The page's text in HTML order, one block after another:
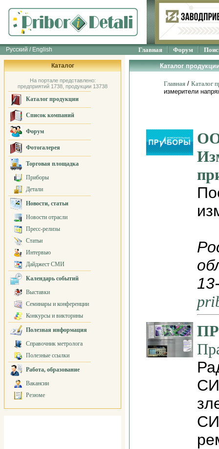
Русский / English Главная Форум
Каталог
На портале представлено:
предприятий 1738, продукции 13738
Каталог продукции
Список компаний
Форум
Фотогалерея
Торговая площадка
Приборы
Детали
Новости, статьи
Новости отрасли
Пресс-релизы
Статьи
Интервью
Дайджест СМИ
Календарь событий
Выставки
Семинары и конференции
Конкурсы и викторины
Полезная информация
Справочник метролога
Полезные ссылки
Работа, образование
Вакансии
Резюме
Каталог
Главная / Каталог
измерители